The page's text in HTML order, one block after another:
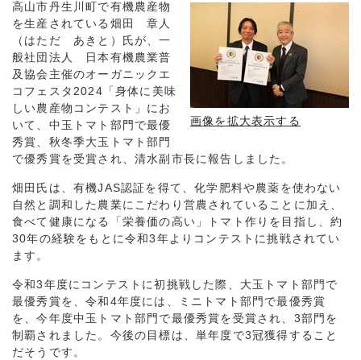
画像を拡大表示する
高山市丹生川町で有機農産物
を生産されている畑田 章人
（はただ あきと）氏が、一
般社団法人 日本有機農業普
及協会主催のオーガニックエ
コフェスタ2024「身体に美味
しい農産物コンテスト」にお
いて、中玉トマト部門で最優
秀賞、秋冬季大玉トマト部門
で優秀賞を受賞され、清水副市長に報告しました。
畑田氏は、有機JAS認証を得て、化学肥料や農薬を使わない
自然と調和した農業にこだわり営農されていることに加え、
食べて健康になる「栄養価の高い」トマト作りを目指し、約
30年の経験をもとに令和3年よりコンテストに挑戦されてい
ます。
令和3年度にコンテストに初挑戦した際、大玉トマト部門で
最優秀賞を、令和4年度には、ミニトマト部門で最優秀賞
を、今年度中玉トマト部門で最優秀賞を受賞され、3部門を
制覇されました。今後の目標は、単年度で3冠獲得すること
だそうです。